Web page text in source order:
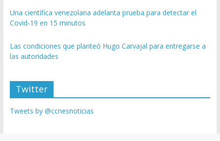
Una científica venezolana adelanta prueba para detectar el
Covid-19 en 15 minutos
Las condiciones que planteó Hugo Carvajal para entregarse a
las autoridades
Twitter
Tweets by @ccnesnoticias